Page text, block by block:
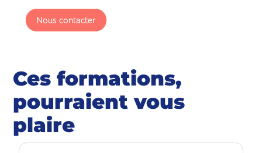
Nous contacter
Ces formations,
pourraient vous
plaire